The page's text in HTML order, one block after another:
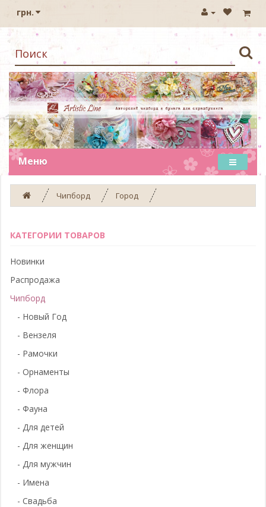
грн.
Меню
Чипборд Город
КАТЕГОРИИ ТОВАРОВ
Новинки
Распродажа
Чипборд
- Новый Год
- Вензеля
- Рамочки
- Орнаменты
- Флора
- Фауна
- Для детей
- Для женщин
- Для мужчин
- Имена
- Свадьба